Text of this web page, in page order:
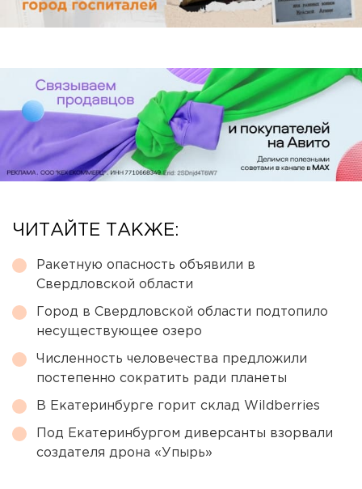
ЧИТАЙТЕ ТАКЖЕ:
Ракетную опасность объявили в
Свердловской области
Город в Свердловской области подтопило
несуществующее озеро
Численность человечества предложили
постепенно сократить ради планеты
В Екатеринбурге горит склад Wildberries
Под Екатеринбургом диверсанты взорвали
создателя дрона «Упырь»